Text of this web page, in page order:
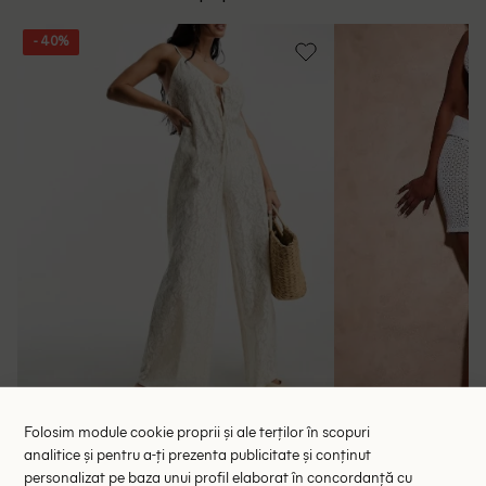
Intrebari frecvente
- 40%
Salopeta de plaja ASOS, ecru
74.00 lei 123.90 lei
Fusta de plaja
Folosim module cookie proprii și ale terților în scopuri
analitice și pentru a-ți prezenta publicitate și conținut
personalizat pe baza unui profil elaborat în concordanță cu